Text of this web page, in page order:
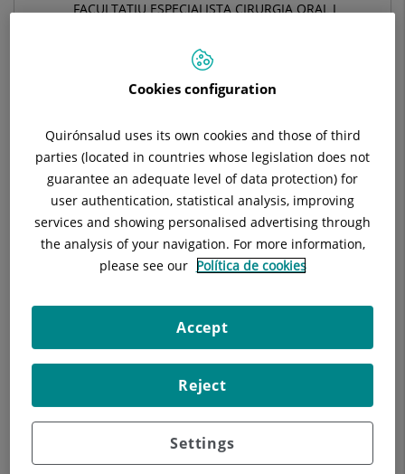
FACULTATIU ESPECIALISTA CIRURGIA ORAL I
CIRURGIA ORAL I MAXIL·LOFACIAL
Demana cita amb aquest professional en altres
hospitals:
Hospital Universitari Sagrat Cor
08029 Barcelona
933 221 111
Dades del professional
Cookies configuration
Quirónsalud uses its own cookies and those of third
parties (located in countries whose legislation does not
guarantee an adequate level of data protection) for
user authentication, statistical analysis, improving
services and showing personalised advertising through
the analysis of your navigation. For more information,
please see our Política de cookies
Settings
Reject
Accept